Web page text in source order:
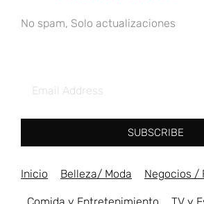
No spam, Solo actualizaciones
SUBSCRIBE
Inicio Belleza/ Moda Negocios /